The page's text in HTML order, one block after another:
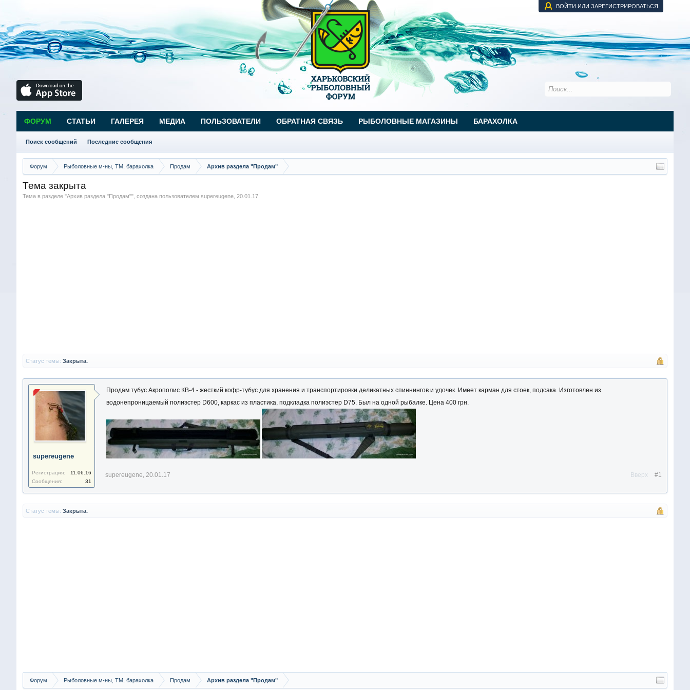
ВОЙТИ ИЛИ ЗАРЕГИСТРИРОВАТЬСЯ
Форум Рыболовные м-ны, ТМ, барахолка Продам Архив раздела "Продам"
Тема закрыта
Тема в разделе "Архив раздела "Продам"", создана пользователем supereugene, 20.01.17.
Статус темы: Закрыта.
supereugene
Регистрация:
11.06.16
Сообщения:
31
Продам тубус Акрополис КВ-4 - жесткий кофр-тубус для хранения и транспортировки деликатных спиннингов и удочек. Имеет карман для стоек, подсака. Изготовлен из
водонепроницаемый полиэстер D600, каркас из пластика, подкладка полиэстер D75. Был на одной рыбалке. Цена 400 грн.
supereugene, 20.01.17 #1
Вверх
Статус темы: Закрыта.
Форум Рыболовные м-ны, ТМ, барахолка Продам Архив раздела "Продам"
ФОРУМ
Поиск сообщений Последние сообщения
СТАТЬИ ГАЛЕРЕЯ МЕДИА ПОЛЬЗОВАТЕЛИ ОБРАТНАЯ СВЯЗЬ РЫБОЛОВНЫЕ МАГАЗИНЫ БАРАХОЛКА